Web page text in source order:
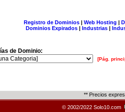
Registro de Dominios| Web Hosting |
Dominios Expirados | Industrias |
de Dominio:
[Pág.
** Precios
© 2002/2022 Solo10.com